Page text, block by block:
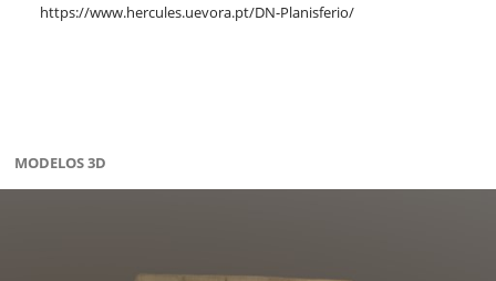
https://www.hercules.uevora.pt/DN-Planisferio/
MODELOS 3D